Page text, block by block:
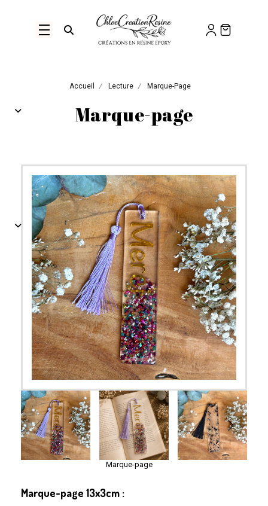
Ouvrir la recherche
Accueil Lecture Marque-Page
Marque-page
Marque-page
Marque-page 13x3cm :